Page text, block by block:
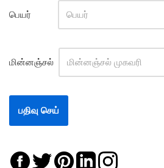
பெயர்
மின்னஞ்சல்